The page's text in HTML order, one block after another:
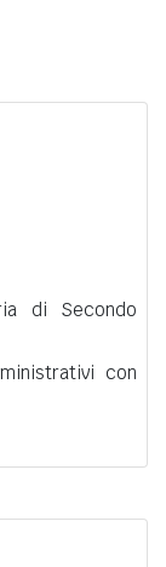
di Secondo
con